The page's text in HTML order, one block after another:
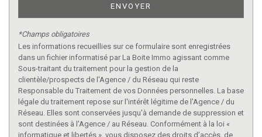
ENVOYER
*Champs obligatoires
Les informations recueillies sur ce formulaire sont enregistrées
dans un fichier informatisé par La Boite Immo agissant comme
Sous-traitant du traitement pour la gestion de la
clientèle/prospects de l'Agence / du Réseau qui reste
Responsable du Traitement de vos Données personnelles. La base
légale du traitement repose sur l'intérêt légitime de l'Agence / du
Réseau. Elles sont conservées jusqu'à demande de suppression et
sont destinées à l'Agence / au Réseau. Conformément à la loi «
informatique et libertés », vous disposez des droits d’accès, de